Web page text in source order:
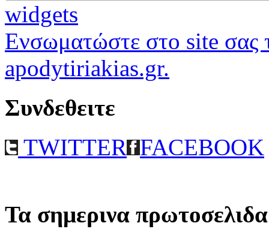
widgets
Ενσωματώστε στο site σας
apodytiriakias.gr.
Συνδεθειτε
TWITTER FACEBOOK
Τα σημερινα πρωτοσελιδα